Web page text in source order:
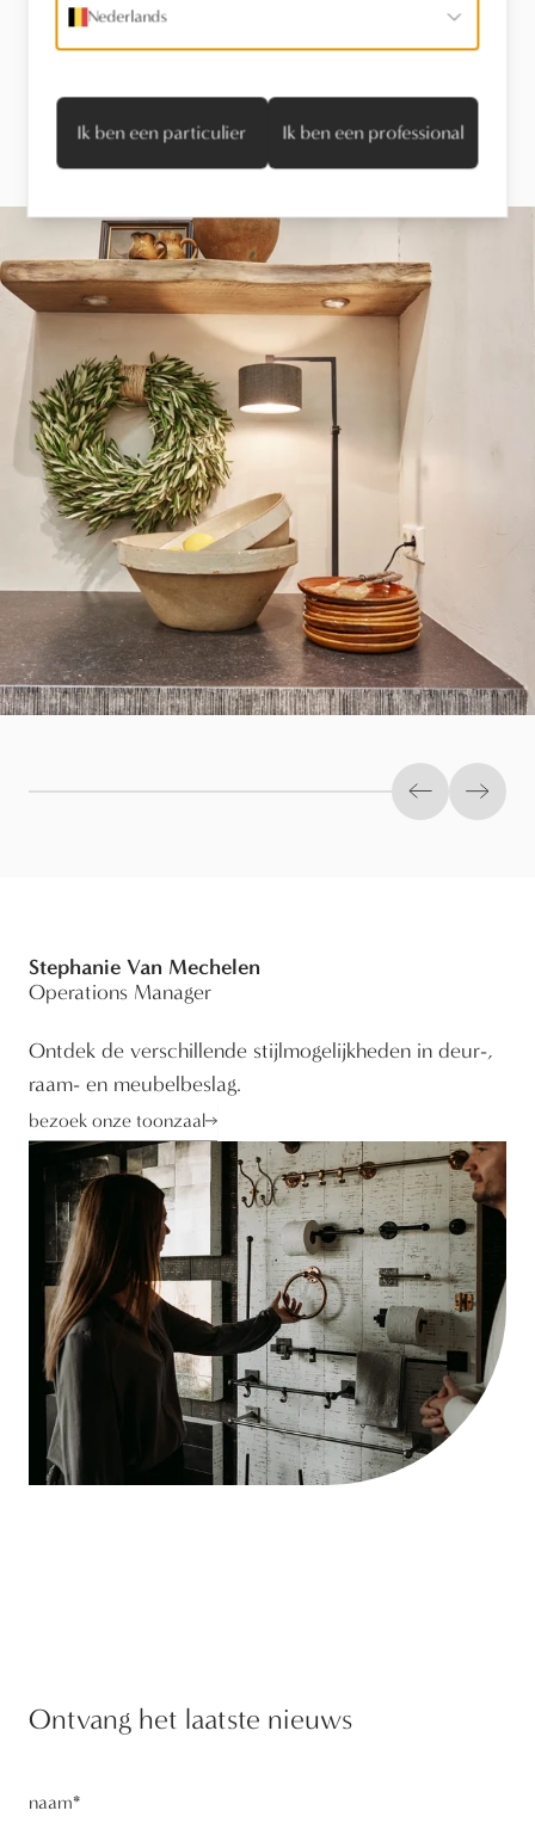
Laat je inspireren.
PreviousNext
Stephanie Van Mechelen
Operations Manager
Ontdek de verschillende stijlmogelijkheden in deur-,
raam- en meubelbeslag.
bezoek onze toonzaal
Ontvang het laatste nieuws
naam*
Nederlands
Ik ben een particulier Ik ben een professional